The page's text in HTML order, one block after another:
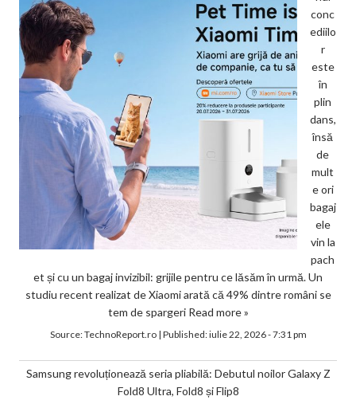
conc
ediilo
r
este
în
plin
dans,
însă
de
mult
e ori
bagaj
ele
vin la
pach
et și cu un bagaj invizibil: grijile pentru ce lăsăm în urmă. Un
studiu recent realizat de Xiaomi arată că 49% dintre români se
tem de spargeri Read more »
Source:TechnoReport.ro| Published:iulie 22, 2026 - 7:31 pm
Samsung revoluționează seria pliabilă: Debutul noilor Galaxy Z
Fold8 Ultra, Fold8 și Flip8